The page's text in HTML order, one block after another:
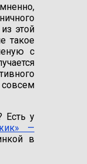
этой
такое
с
Есть у
—
в